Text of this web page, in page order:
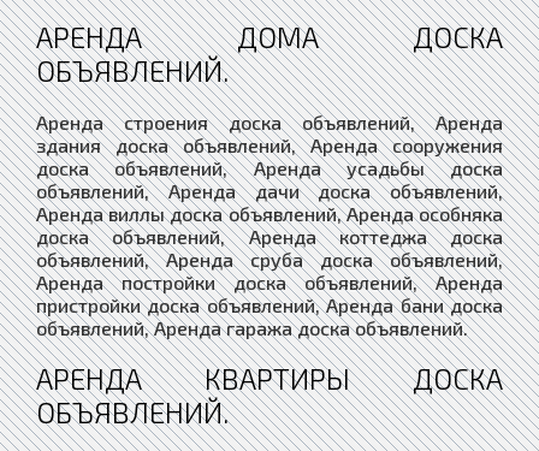
АРЕНДА ДОМА ДОСКА
ОБЪЯВЛЕНИЙ.
Аренда строения доска объявлений, Аренда
здания доска объявлений, Аренда сооружения
доска объявлений, Аренда усадьбы доска
объявлений, Аренда дачи доска объявлений,
Аренда виллы доска объявлений, Аренда особняка
доска объявлений, Аренда коттеджа доска
объявлений, Аренда сруба доска объявлений,
Аренда постройки доска объявлений, Аренда
пристройки доска объявлений, Аренда бани доска
объявлений, Аренда гаража доска объявлений.
АРЕНДА КВАРТИРЫ ДОСКА
ОБЪЯВЛЕНИЙ.